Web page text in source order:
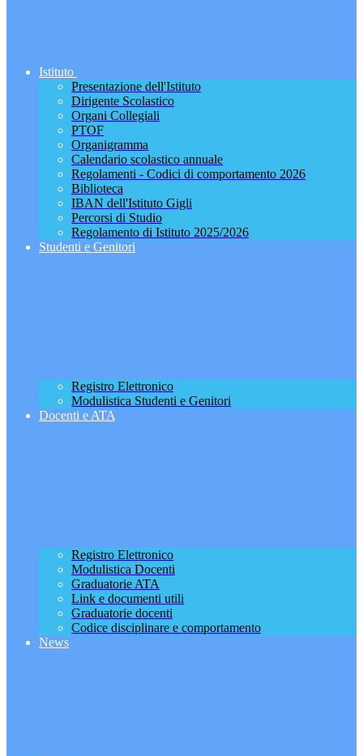
Istituto
Presentazione dell'Istituto
Dirigente Scolastico
Organi Collegiali
PTOF
Organigramma
Calendario scolastico annuale
Regolamenti - Codici di comportamento 2026
Biblioteca
IBAN dell'Istituto Gigli
Percorsi di Studio
Regolamento di Istituto 2025/2026
Studenti e Genitori
Registro Elettronico
Modulistica Studenti e Genitori
Docenti e ATA
Registro Elettronico
Modulistica Docenti
Graduatorie ATA
Link e documenti utili
Graduatorie docenti
Codice disciplinare e comportamento
News